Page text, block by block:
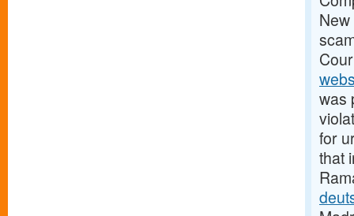
was
for
that